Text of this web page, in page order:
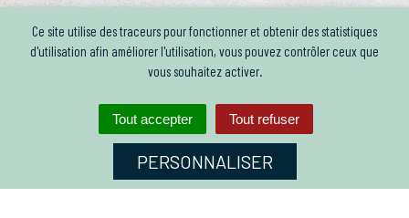
Ce site utilise des traceurs pour fonctionner et obtenir des statistiques
d'utilisation afin améliorer l'utilisation, vous pouvez contrôler ceux que
vous souhaitez activer.
Tout accepter Tout refuser
PERSONNALISER